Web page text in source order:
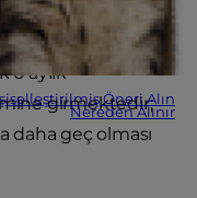
Öneri Alın
Nereden Alınır
6 aylık
girmektedir;
daha geç olması